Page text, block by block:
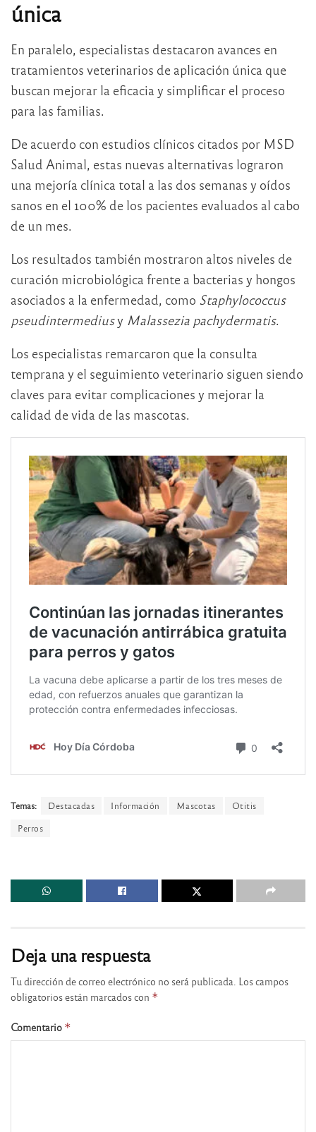
única
En paralelo, especialistas destacaron avances en
tratamientos veterinarios de aplicación única que
buscan mejorar la eficacia y simplificar el proceso
para las familias.
De acuerdo con estudios clínicos citados por MSD
Salud Animal, estas nuevas alternativas lograron
una mejoría clínica total a las dos semanas y oídos
sanos en el 100% de los pacientes evaluados al cabo
de un mes.
Los resultados también mostraron altos niveles de
curación microbiológica frente a bacterias y hongos
asociados a la enfermedad, como Staphylococcus
pseudintermediusy Malassezia pachydermatis.
Los especialistas remarcaron que la consulta
temprana y el seguimiento veterinario siguen siendo
claves para evitar complicaciones y mejorar la
calidad de vida de las mascotas.
Temas: Destacadas Información Mascotas
Otitis
Perros
Deja una respuesta
Tu dirección de correo electrónico no será publicada. Los campos
obligatorios están marcados con *
Comentario *